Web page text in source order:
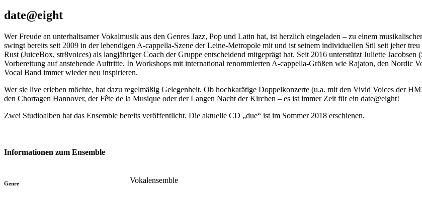
date@eight
Wer Freude an unterhaltsamer Vokalmusik aus den Genres Jazz, Pop und Latin hat, ist herzlich eingeladen – zu einem
swingt bereits seit 2009 in der lebendigen A-cappella-Szene der Leine-Metropole mit und ist seinem individuellen Stil seit jeher
Rust (JuiceBox, str8voices) als langjähriger Coach der Gruppe entscheidend mitgeprägt hat. Seit 2016 unterstützt Juliette
Vorbereitung auf anstehende Auftritte. In Workshops mit international renommierten A-cappella-Größen wie Rajaton, den Nordic
Vocal Band immer wieder neu inspirieren.
Wer sie live erleben möchte, hat dazu regelmäßig Gelegenheit. Ob hochkarätige Doppelkonzerte (u.a. mit den Vivid Voices der
den Chortagen Hannover, der Fête de la Musique oder der Langen Nacht der Kirchen – es ist immer Zeit für ein date@eight!
Zwei Studioalben hat das Ensemble bereits veröffentlicht. Die aktuelle CD „due“ ist im Sommer 2018 erschienen.
Informationen zum Ensemble
Genre Vokalensemble